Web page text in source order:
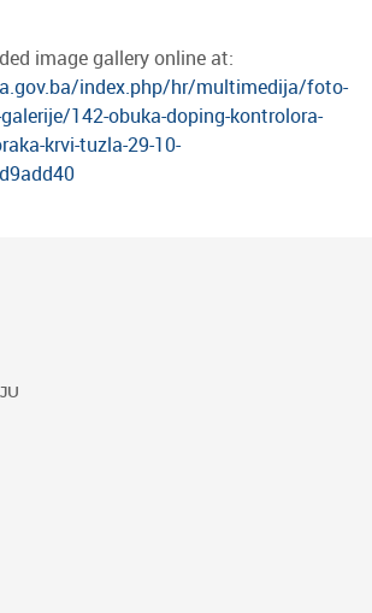
image gallery online at:
index.php/hr/multimedija/foto-
142-obuka-doping-kontrolora-
krvi-tuzla-29-10-